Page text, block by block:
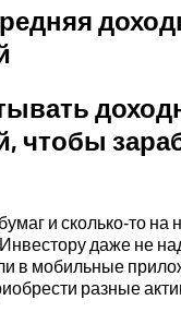
чтобы
и сколько‑то на
даже не
в мобильные
разные